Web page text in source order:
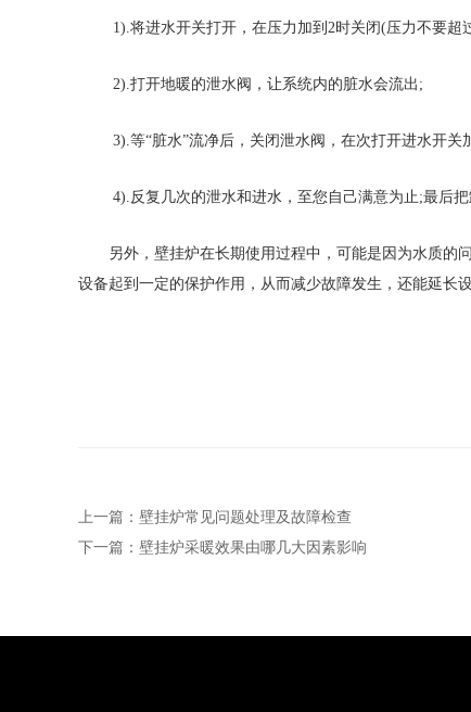
1).将进水开关打开，在压力加到2时关闭(压力不要超
2).打开地暖的泄水阀，让系统内的脏水会流出;
3).等“脏水”流净后，关闭泄水阀，在次打开进水开关
4).反复几次的泄水和进水，至您自己满意为止;最后把
另外，壁挂炉在长期使用过程中，可能是因为水质的问
设备起到一定的保护作用，从而减少故障发生，还能延长
上一篇：壁挂炉常见问题处理及故障检查
下一篇：壁挂炉采暖效果由哪几大因素影响